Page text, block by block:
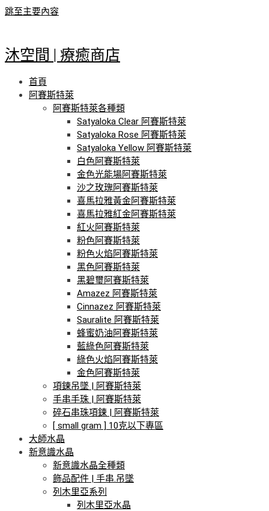
跳至主要內容
沐空間 | 療癒商店
首頁
阿賽斯特萊
阿賽斯特萊各種類
Satyaloka Clear 阿賽斯特萊
Satyaloka Rose 阿賽斯特萊
Satyaloka Yellow 阿賽斯特萊
白色阿賽斯特萊
金色光能場阿賽斯特萊
沙之玫瑰阿賽斯特萊
喜馬拉雅黃金阿賽斯特萊
喜馬拉雅紅金阿賽斯特萊
紅火阿賽斯特萊
粉色阿賽斯特萊
粉色火焰阿賽斯特萊
黑色阿賽斯特萊
黑碧璽阿賽斯特萊
Amazez 阿賽斯特萊
Cinnazez 阿賽斯特萊
Sauralite 阿賽斯特萊
蜂蜜奶油阿賽斯特萊
藍綠色阿賽斯特萊
綠色火焰阿賽斯特萊
金色阿賽斯特萊
項鍊吊墜 | 阿賽斯特萊
手串手珠 | 阿賽斯特萊
碎石串珠項鍊 | 阿賽斯特萊
[ small gram ] 10克以下專區
大師水晶
新意識水晶
新意識水晶全種類
飾品配件 | 手串.吊墜
列木里亞系列
列木里亞水晶